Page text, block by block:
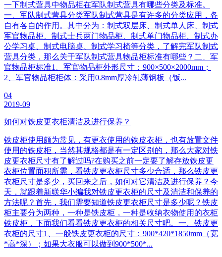
一下制式营具中物品柜在军队制式营具有哪些分类及标准。
一、军队制式营具分类军队制式营具是有许多的分类应用，各
自有各自的作用。其中分为：制式双层床、制式单人床、制式
军官物品柜、制式士兵两门物品柜、制式单门物品柜、制式办
公学习桌、制式电脑桌、制式学习椅等分类，了解完军队制式
营具分类，那么关于军队制式营具物品柜标准有哪些？二、军
官物品柜标准1、军官物品柜外形尺寸：900×500×2000mm；
2、军官物品柜柜体：采用0.8mm厚冷轧薄钢板（钣...
04
2019-09
如何对铁皮更衣柜清洁及进行保养？
铁皮柜使用颇为常见，有更衣使用的铁皮衣柜，也有放置文件
使用的铁皮柜，当然其规格都是有一定区别的，那么大家对铁
皮更衣柜尺寸有了解过吗?在购买之前一定要了解存放铁皮更
衣柜位置面积所需，看铁皮更衣柜尺寸多少合适，那么铁皮更
衣柜尺寸是多少，买回来之后，如何对它清洁及进行保养？今
天，就跟着新联华小编我对铁皮更衣柜的尺寸及清洁和保养的
方法呢？首先，我们需要知道铁皮更衣柜尺寸是多少呢？铁皮
柜主要分为两种，一种是铁皮柜，一种是收纳衣物使用的衣柜
铁皮柜，下面我们看看铁皮更衣柜的相关尺寸吧。一、铁皮更
衣柜的尺寸1、一般铁皮更衣柜的尺寸：900*420*1850mm（宽
*高*深）；如果大衣服可以做到900*500*...